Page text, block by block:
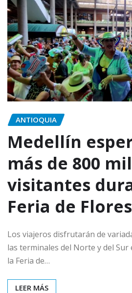
ANTIOQUIA
Medellín
más de 800 mil
visitantes
Feria de Flores
Los viajeros disfrutarán de
las terminales del Norte y del
la Feria de…
LEER MÁS